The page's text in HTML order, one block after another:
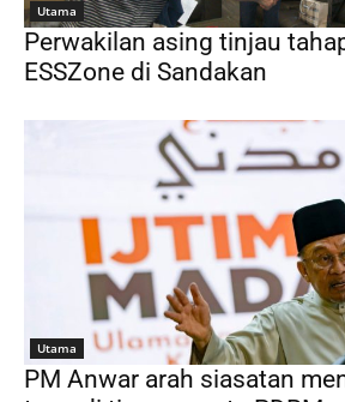
Utama
Perwakilan asing tinjau
ESSZone di Sandakan
Utama
PM Anwar arah siasatan